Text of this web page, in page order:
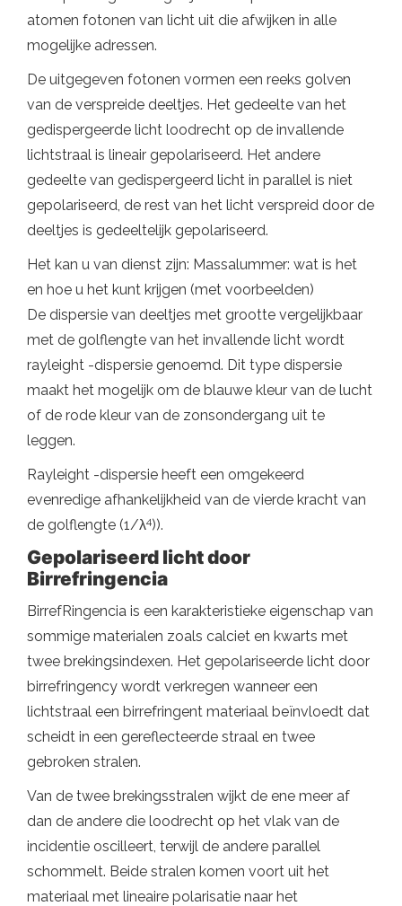
atomen fotonen van licht uit die afwijken in alle
mogelijke adressen.
De uitgegeven fotonen vormen een reeks golven
van de verspreide deeltjes. Het gedeelte van het
gedispergeerde licht loodrecht op de invallende
lichtstraal is lineair gepolariseerd. Het andere
gedeelte van gedispergeerd licht in parallel is niet
gepolariseerd, de rest van het licht verspreid door de
deeltjes is gedeeltelijk gepolariseerd.
Het kan u van dienst zijn: Massalummer: wat is het
en hoe u het kunt krijgen (met voorbeelden)
De dispersie van deeltjes met grootte vergelijkbaar
met de golflengte van het invallende licht wordt
rayleight -dispersie genoemd. Dit type dispersie
maakt het mogelijk om de blauwe kleur van de lucht
of de rode kleur van de zonsondergang uit te
leggen.
Rayleight -dispersie heeft een omgekeerd
evenredige afhankelijkheid van de vierde kracht van
de golflengte (1/λ4)).
Gepolariseerd licht door
Birrefringencia
BirrefRingencia is een karakteristieke eigenschap van
sommige materialen zoals calciet en kwarts met
twee brekingsindexen. Het gepolariseerde licht door
birrefringency wordt verkregen wanneer een
lichtstraal een birrefringent materiaal beïnvloedt dat
scheidt in een gereflecteerde straal en twee
gebroken stralen.
Van de twee brekingsstralen wijkt de ene meer af
dan de andere die loodrecht op het vlak van de
incidentie oscilleert, terwijl de andere parallel
schommelt. Beide stralen komen voort uit het
materiaal met lineaire polarisatie naar het